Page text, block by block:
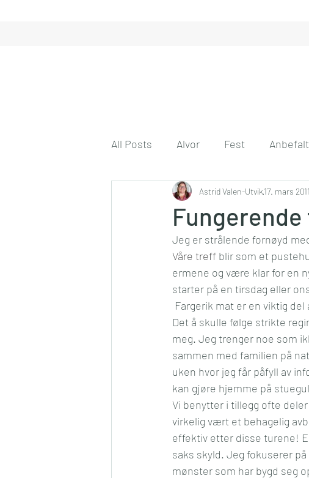
All Posts Alvor Fest
Gode tanker Engasjement
Gode venner Husmor på vift
Konkurranse Jul Mål og
Romantikk Samfunn
Astrid Valen-Utvik17. mars 2011
Jeg er strålende fornøyd
Våre treff blir som et
ermene og være klar for en
starter på en tirsdag eller
Fargerik mat er en viktig
Det å skulle følge strikte
meg. Jeg trenger noe som
sammen med familien på
uken hvor jeg får påfyll av
kan gjøre hjemme på
Vi benytter i tillegg ofte
virkelig vært et behagelig
effektiv etter disse turene!
saks skyld. Jeg fokuserer
mønster som har bygd seg